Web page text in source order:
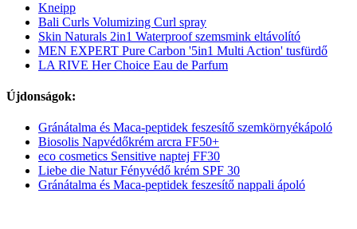
Kneipp
Bali Curls Volumizing Curl spray
Skin Naturals 2in1 Waterproof szemsmink eltávolító
MEN EXPERT Pure Carbon '5in1 Multi Action' tusfürdő
LA RIVE Her Choice Eau de Parfum
Újdonságok:
Gránátalma és Maca-peptidek feszesítő szemkörnyékápoló
Biosolis Napvédőkrém arcra FF50+
eco cosmetics Sensitive naptej FF30
Liebe die Natur Fényvédő krém SPF 30
Gránátalma és Maca-peptidek feszesítő nappali ápoló